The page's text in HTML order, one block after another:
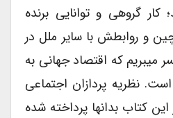
گروهی و توانایی برنده
و روابطش با سایر ملل در
که اقتصاد جهانی به
نظریه پردازان اجتماعی
کتاب بدانها پرداخته شده